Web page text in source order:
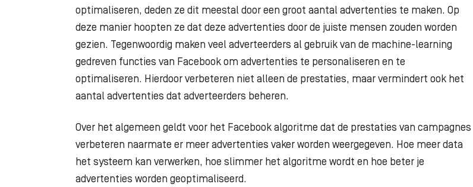
optimaliseren, deden ze dit meestal door een groot aantal advertenties te maken. Op
deze manier hoopten ze dat deze advertenties door de juiste mensen zouden worden
gezien. Tegenwoordig maken veel adverteerders al gebruik van de machine-learning
gedreven functies van Facebook om advertenties te personaliseren en te
optimaliseren. Hierdoor verbeteren niet alleen de prestaties, maar vermindert ook het
aantal advertenties dat adverteerders beheren.
Over het algemeen geldt voor het Facebook algoritme dat de prestaties van campagnes
verbeteren naarmate er meer advertenties vaker worden weergegeven. Hoe meer data
het systeem kan verwerken, hoe slimmer het algoritme wordt en hoe beter je
advertenties worden geoptimaliseerd.